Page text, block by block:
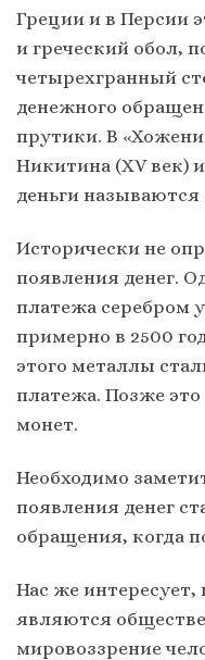
Греции и в Персии
и греческий обол,
четырехгранный
денежного
прутики. В
Никитина (XV век)
деньги называются
Исторически не
появления денег.
платежа серебром
примерно в 2500
этого металлы
платежа. Позже
монет.
Необходимо
появления денег
обращения, когда
Нас же интересует,
являются
мировоззрение